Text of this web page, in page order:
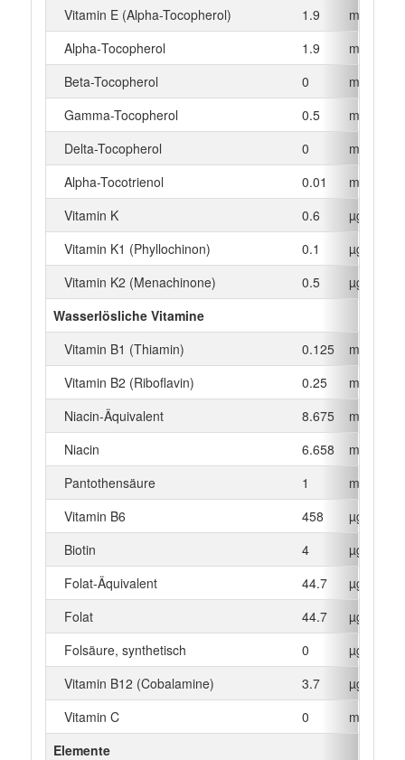
Vitamin E (Alpha-Tocopherol)
1.9
mg
Alpha‑Tocopherol
1.9
mg
Beta-Tocopherol
0
mg
Gamma-Tocopherol
0.5
mg
Delta-Tocopherol
0
mg
Alpha-Tocotrienol
0.01
mg
Vitamin K
0.6
µg
Vitamin K1 (Phyllochinon)
0.1
µg
Vitamin K2 (Menachinone)
0.5
µg
Wasserlösliche Vitamine
Vitamin B1 (Thiamin)
0.125
mg
Vitamin B2 (Riboflavin)
0.25
mg
Niacin-Äquivalent
8.675
mg
Niacin
6.658
mg
Pantothensäure
1
mg
Vitamin B6
458
µg
Biotin
4
µg
Folat-Äquivalent
44.7
µg
Folat
44.7
µg
Folsäure, synthetisch
0
µg
Vitamin B12 (Cobalamine)
3.7
µg
Vitamin C
0
mg
Elemente